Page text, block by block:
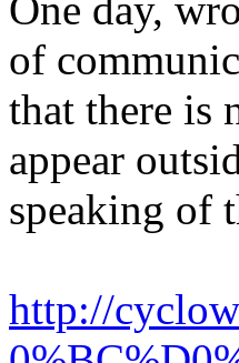
One day,
of
that there is
appear
speaking of
http://